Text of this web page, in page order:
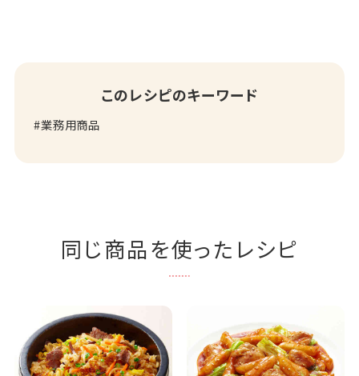
このレシピのキーワード
業務用商品
同じ商品を使ったレシピ